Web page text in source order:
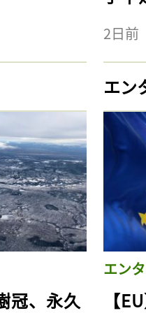
2日前
冠、永久
エン
エン
【